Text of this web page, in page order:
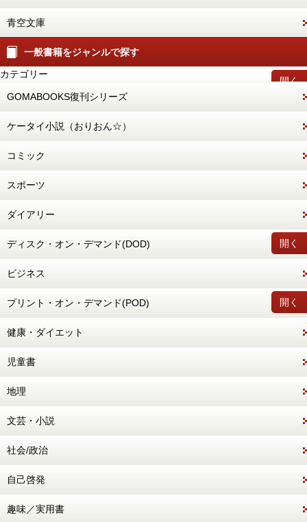
青空文庫
一般書籍をジャンルで探す
開く
カテゴリー
GOMABOOKS復刊シリーズ
ケータイ小説（おりおん☆）
コミック
スポーツ
ダイアリー
開く
ディスク・オン・デマンド(DOD)
ビジネス
開く
プリント・オン・デマンド(POD)
健康・ダイエット
児童書
地理
文芸・小説
社会/政治
自己啓発
趣味／実用書